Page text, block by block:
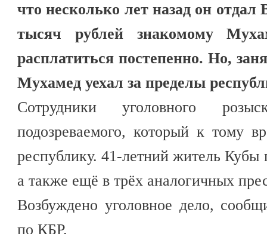
что несколько лет назад он
тысяч рублей знакомому
расплатиться постепенно. Но,
Мухамед уехал за пределы
Сотрудники уголовного
подозреваемого, который к тому
республику. 41-летний житель Кубы
а также ещё в трёх аналогичных
Возбуждено уголовное дело,
по КБР.